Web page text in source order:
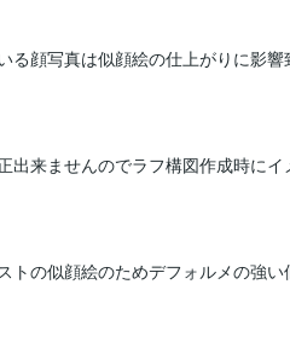
る顔写真は似顔絵の仕上がりに影
出来ませんのでラフ構図作成時に
トの似顔絵のためデフォルメの強